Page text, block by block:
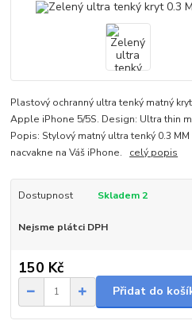
Plastový ochranný ultra tenký matný
Apple iPhone 5/5S. Design: Ultra thin
Popis: Stylový matný ultra tenký 0.3
nacvakne na Váš iPhone. celý popis
Dostupnost Skladem 2
Nejsme plátci DPH
150 Kč
Přidat do